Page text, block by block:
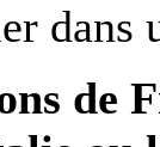
dans
de